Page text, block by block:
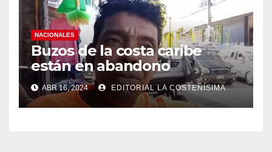
NACIONALES
Buzos de la costa caribe
están en abandono
ABR 16, 2024 EDITORIAL LA COSTEÑÍSIMA